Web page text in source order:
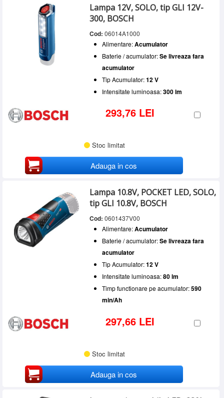
Lampa 12V, SOLO, tip GLI 12V-
300, BOSCH
Cod: 06014A1000
Alimentare:Acumulator
Baterie / acumulator:Se livreaza fara
acumulator
Tip Acumulator:12 V
Intensitate luminoasa:300 lm
293,76 LEI
Stoc limitat
Adauga in cos
Lampa 10.8V, POCKET LED, SOLO,
tip GLI 10.8V, BOSCH
Cod: 0601437V00
Alimentare:Acumulator
Baterie / acumulator:Se livreaza fara
acumulator
Tip Acumulator:12 V
Intensitate luminoasa:80 lm
Timp functionare pe acumulator:590
min/Ah
297,66 LEI
Stoc limitat
Adauga in cos